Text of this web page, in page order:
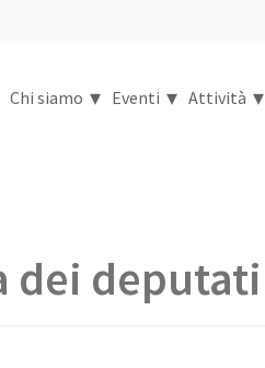
Chi siamo ▾ Eventi ▾ Attività ▾
dei deputati